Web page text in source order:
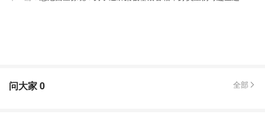
苹果线（这操作就很迷）。
问大家0 全部